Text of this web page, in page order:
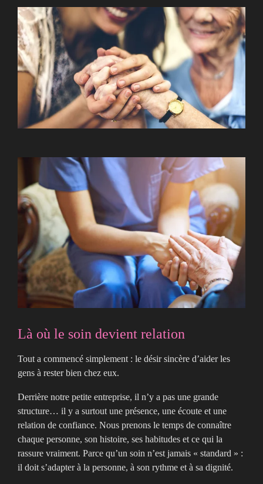
Là où le soin devient relation
Tout a commencé simplement : le désir sincère d’aider les
gens à rester bien chez eux.
Derrière notre petite entreprise, il n’y a pas une grande
structure… il y a surtout une présence, une écoute et une
relation de confiance. Nous prenons le temps de connaître
chaque personne, son histoire, ses habitudes et ce qui la
rassure vraiment. Parce qu’un soin n’est jamais « standard » :
il doit s’adapter à la personne, à son rythme et à sa dignité.